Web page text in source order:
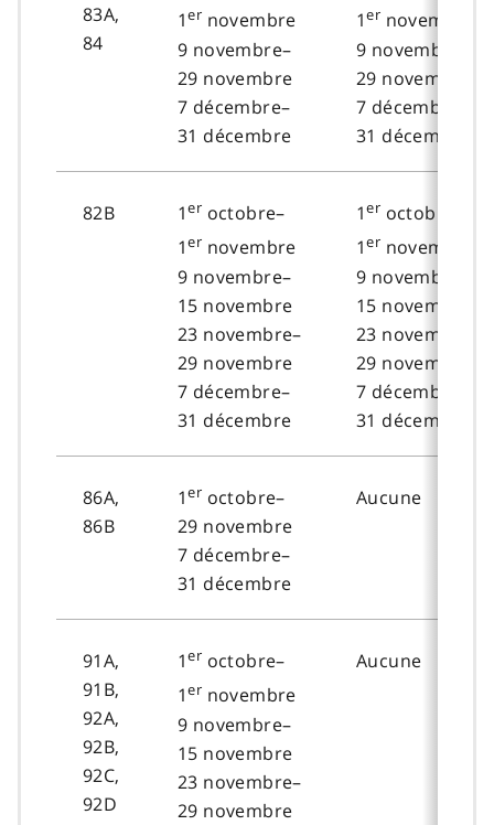
83A,
84
1er novembre
9 novembre–
29 novembre
7 décembre–
31 décembre
1er novembre
9 novembre–
29 novembre
7 décembre–
31 décembre
82B 1er octobre–
1er novembre
9 novembre–
15 novembre
23 novembre–
29 novembre
7 décembre–
31 décembre
1er octobre–
1er novembre
9 novembre–
15 novembre
23 novembre–
29 novembre
7 décembre–
31 décembre
86A,
86B
1er octobre–
29 novembre
7 décembre–
31 décembre
Aucune
91A,
91B,
92A,
92B,
92C,
92D
1er octobre–
1er novembre
9 novembre–
15 novembre
23 novembre–
29 novembre
Aucune